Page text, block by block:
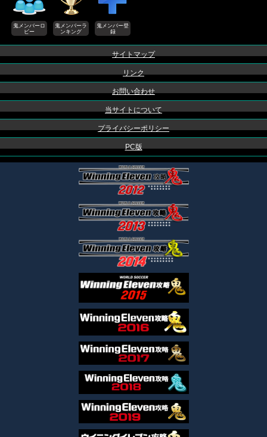
鬼メンバーロ
ビー
鬼メンバーラ
ンキング
鬼メンバー登
録
サイトマップ
リンク
お問い合わせ
当サイトについて
プライバシーポリシー
PC版